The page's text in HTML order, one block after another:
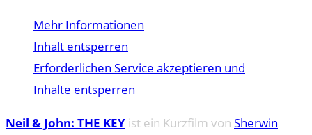
Mehr Informationen
Inhalt entsperren
Erforderlichen Service akzeptieren und
Inhalte entsperren
Neil & John: THE KEY ist ein Kurzfilm von Sherwin